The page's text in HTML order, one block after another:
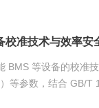
校准技术与效率安
BMS 等设备的校准
等参数，结合 GB/T